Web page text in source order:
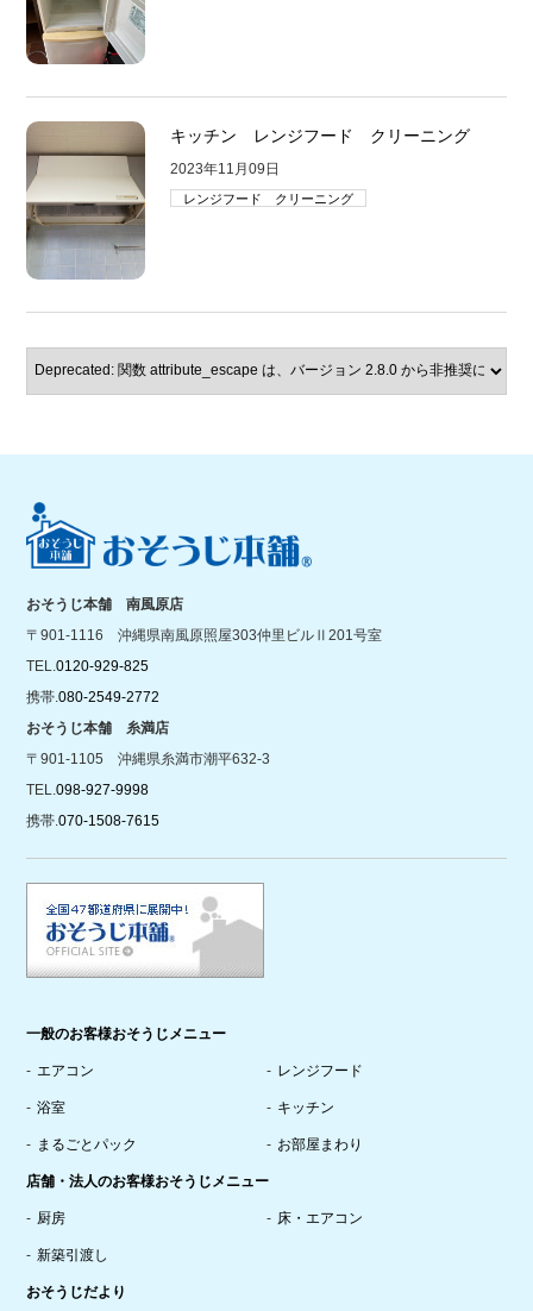
キッチン レンジフード クリーニング
2023年11月09日
レンジフード クリーニング
おそうじ本舗 南風原店
〒901-1116 沖縄県南風原照屋303仲里ビルⅡ201号室
TEL.0120-929-825
携帯.080-2549-2772
おそうじ本舗 糸満店
〒901-1105 沖縄県糸満市潮平632-3
TEL.098-927-9998
携帯.070-1508-7615
一般のお客様おそうじメニュー
エアコン レンジフード
浴室 キッチン
まるごとパック お部屋まわり
店舗・法人のお客様おそうじメニュー
厨房 床・エアコン
新築引渡し
おそうじだより